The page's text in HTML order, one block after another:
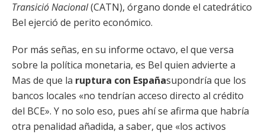
TransicióNacional(CATN), órgano donde el catedrático
Bel ejerció de perito económico.
Por más señas, en su informe octavo, el que versa
sobre la política monetaria, es Bel quien advierte a
Mas de que la ruptura con Españasupondría que los
bancos locales «no tendrían acceso directo al crédito
del BCE». Y no solo eso, pues ahí se afirma que habría
otra penalidad añadida, a saber, que «los activos